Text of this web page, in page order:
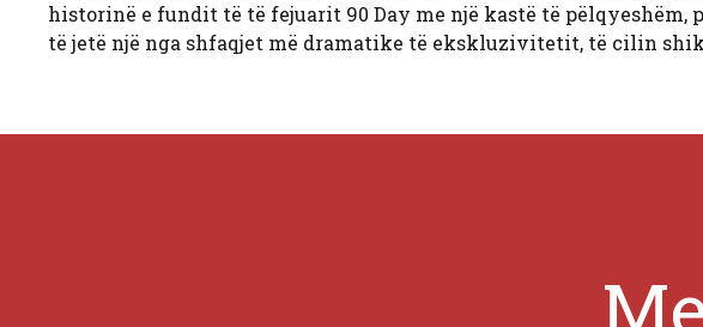
historinë e fundit të të fejuarit 90 Day me një kastë të pëlqyeshëm,
të jetë një nga shfaqjet më dramatike të ekskluzivitetit, të cilin